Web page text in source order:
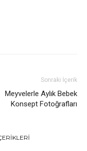
Sonraki İçerik
Meyvelerle Aylık Bebek
Konsept Fotoğrafları